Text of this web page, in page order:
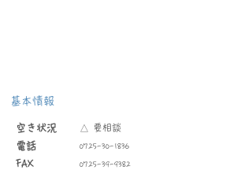
基本情報
空き状況 △ 要相談
​電話 0725-30-1836
FAX 0725-39-9382